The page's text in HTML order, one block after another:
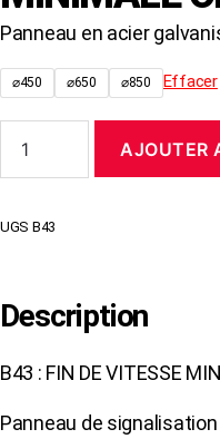
Panneau en acier
⌀450 ⌀650 ⌀850 Effacer
Panneau
DE
OBLIGATOIRE
AJOUTER
UGS B43
Description
B43 : FIN DE VITESSE
Panneau de